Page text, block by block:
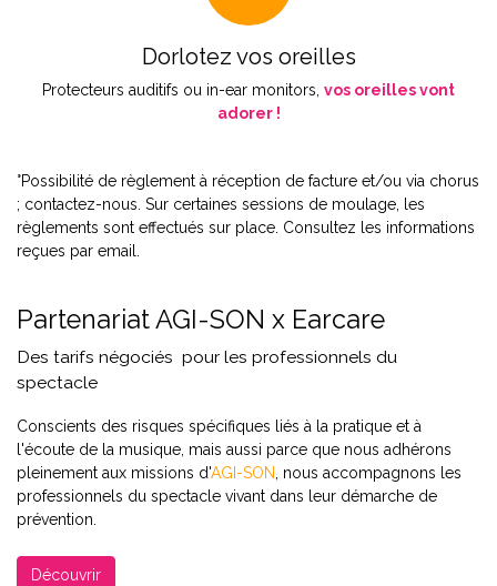
Dorlotez vos oreilles
Protecteurs auditifs ou in-ear monitors, vos oreilles vont
adorer !
°Possibilité de règlement à réception de facture et/ou via chorus
; contactez-nous. Sur certaines sessions de moulage, les
règlements sont effectués sur place. Consultez les informations
reçues par email.
Partenariat AGI-SON x Earcare
Des tarifs négociés pour les professionnels du
spectacle
Conscients des risques spécifiques liés à la pratique et à
l'écoute de la musique, mais aussi parce que nous adhérons
pleinement aux missions d'AGI-SON, nous accompagnons les
professionnels du spectacle vivant dans leur démarche de
prévention.
Découvrir